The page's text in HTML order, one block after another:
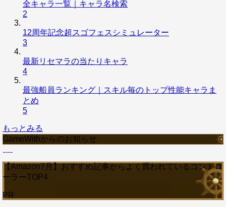
全キャラ一覧｜キャラ名検索
2
12周年記念超スゴフェスシミュレーター
3
最新リセマラの当たりキャラ
4
最強船員ランキング｜スキル毎のトップ性能キャラま
とめ
5
もっとみる
GameWithからのお知らせ
【Amazon7月】おすすめ記事からよく買われているコントロ
ーラーTOP4
PR